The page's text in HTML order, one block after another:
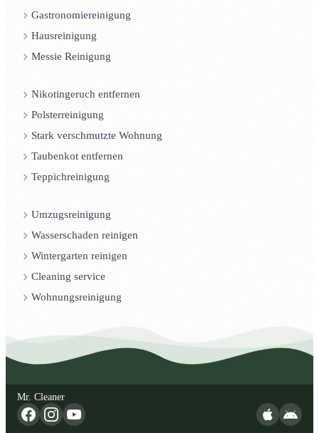
Gastronomiereinigung
Hausreinigung
Messie Reinigung
Nikotingeruch entfernen
Polsterreinigung
Stark verschmutzte Wohnung
Taubenkot entfernen
Teppichreinigung
Umzugsreinigung
Wasserschaden reinigen
Wintergarten reinigen
Cleaning service
Wohnungsreinigung
Mr. Cleaner